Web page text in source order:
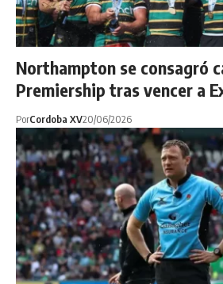
Northampton se consagró
Premiership tras vencer a
PorCordoba XV20/06/2026